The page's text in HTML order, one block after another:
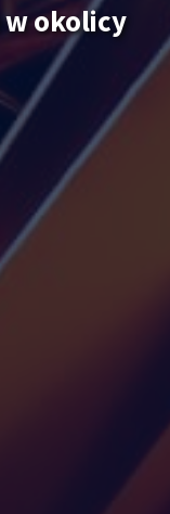
w okolicy